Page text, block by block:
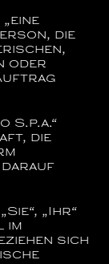
die
oder
S.p.a.“
die
darauf
„Ihr“
im
sich